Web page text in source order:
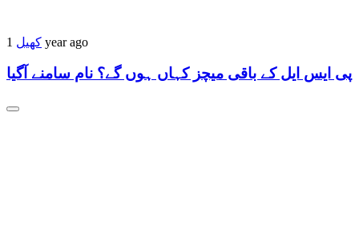
کھیل 1 year ago
پی ایس ایل کے باقی میچز کہاں ہوں گے؟ نام سامنے آگیا